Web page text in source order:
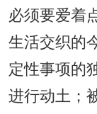
必须要爱着
生活交织的
定性事项的
进行动土；